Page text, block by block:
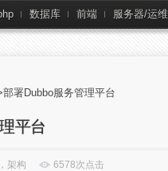
数据库 前端 服务器/运维
部署Dubbo服务管理平台
平台
架构 6578次点击